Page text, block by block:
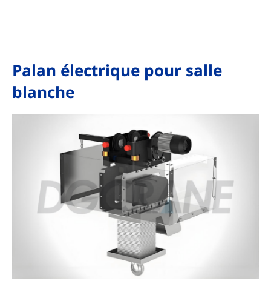
Palan électrique pour salle
blanche